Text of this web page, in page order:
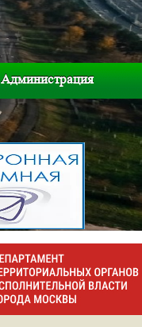
Администрация